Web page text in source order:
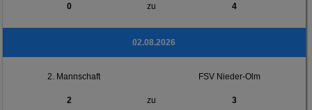
0 zu 4
02.08.2026
2. Mannschaft FSV Nieder-Olm
2 zu 3